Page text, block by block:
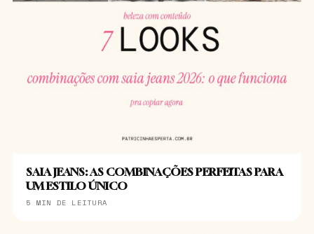
SAIA JEANS: AS COMBINAÇÕES PERFEITAS PARA
UM ESTILO ÚNICO
5 MIN DE LEITURA